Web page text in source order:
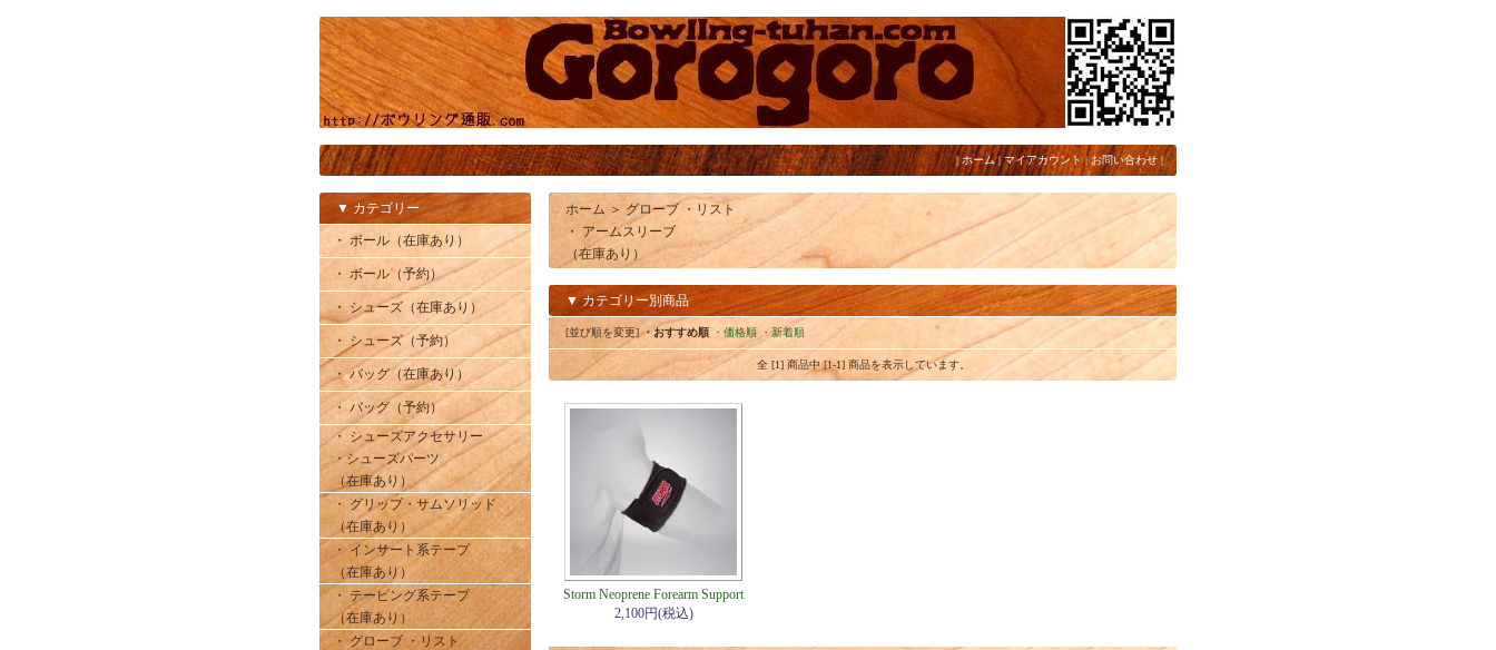
|ホーム|マイアカウント | お問い合わせ |
▼ カテゴリー
・ ボール（在庫あり）
・ ボール（予約）
・ シューズ（在庫あり）
・ シューズ（予約）
・ バッグ（在庫あり）
・ バッグ（予約）
・ シューズアクセサリー
・シューズパーツ
（在庫あり）
・ グリップ・サムソリッド
（在庫あり）
・ インサート系テープ
（在庫あり）
・ テーピング系テープ
（在庫あり）
・ グローブ ・リスト
ホーム ＞ グローブ ・リスト
・ アームスリーブ
（在庫あり）
▼ カテゴリー別商品
[並び順を変更]・おすすめ順 ・価格順 ・新着順
全 [1] 商品中 [1-1] 商品を表示しています。
Storm Neoprene Forearm Support
2,100円(税込)